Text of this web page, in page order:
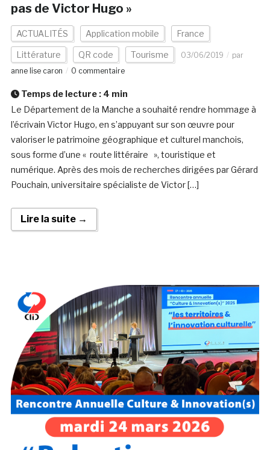
pas de Victor Hugo »
ACTUALITÉS Application mobile France
Littérature QR code Tourisme 03/06/2019
par
anne lise caron
0 commentaire
Temps de lecture : 4 min
Le Département de la Manche a souhaité rendre hommage à
l’écrivain Victor Hugo, en s’appuyant sur son œuvre pour
valoriser le patrimoine géographique et culturel manchois,
sous forme d’une « route littéraire », touristique et
numérique. Après des mois de recherches dirigées par Gérard
Pouchain, universitaire spécialiste de Victor […]
Lire la suite →